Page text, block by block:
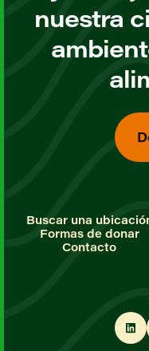
nuestra
Buscar una
Formas de donar
Contacto